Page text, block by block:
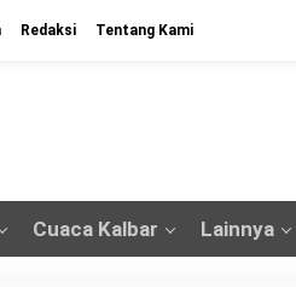
Redaksi Tentang Kami
Cuaca Kalbar Lainnya